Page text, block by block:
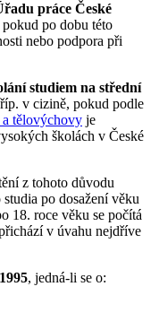
práce České
pokud po dobu této
nebo podpora při
studiem na střední
v cizině, pokud podle
a tělovýchovy je
školách v České
z tohoto důvodu
po dosažení věku
18. roce věku se počítá
v úvahu nejdříve
, jedná-li se o: